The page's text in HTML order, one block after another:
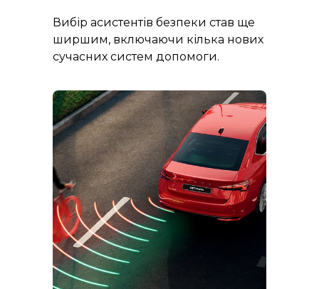
Вибір асистентів безпеки став ще
ширшим, включаючи кілька нових
сучасних систем допомоги.